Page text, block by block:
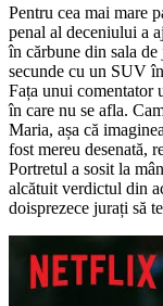
Pentru cea mai mare
penal al deceniului a
în cărbune din sala
secunde cu un SUV
Fața unui comentator
în care nu se afla.
Maria, așa că
fost mereu desenată,
Portretul a sosit la
alcătuit verdictul din
doisprezece jurați să